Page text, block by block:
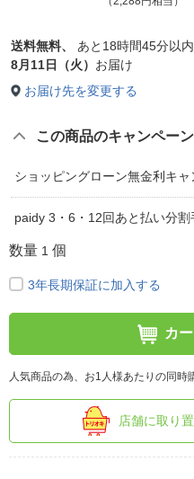
送料無料、 あと 18時間45分以内
8月11日（火） お届け
お届け先を変更する
この商品のキャンペーン
ショッピングローン無金利キャ
paidy 3・6・12回あと払い分割
数量 1 個
3年長期保証に加入する
カ
人気商品の為、お1人様あたりの同時
店舗に取り